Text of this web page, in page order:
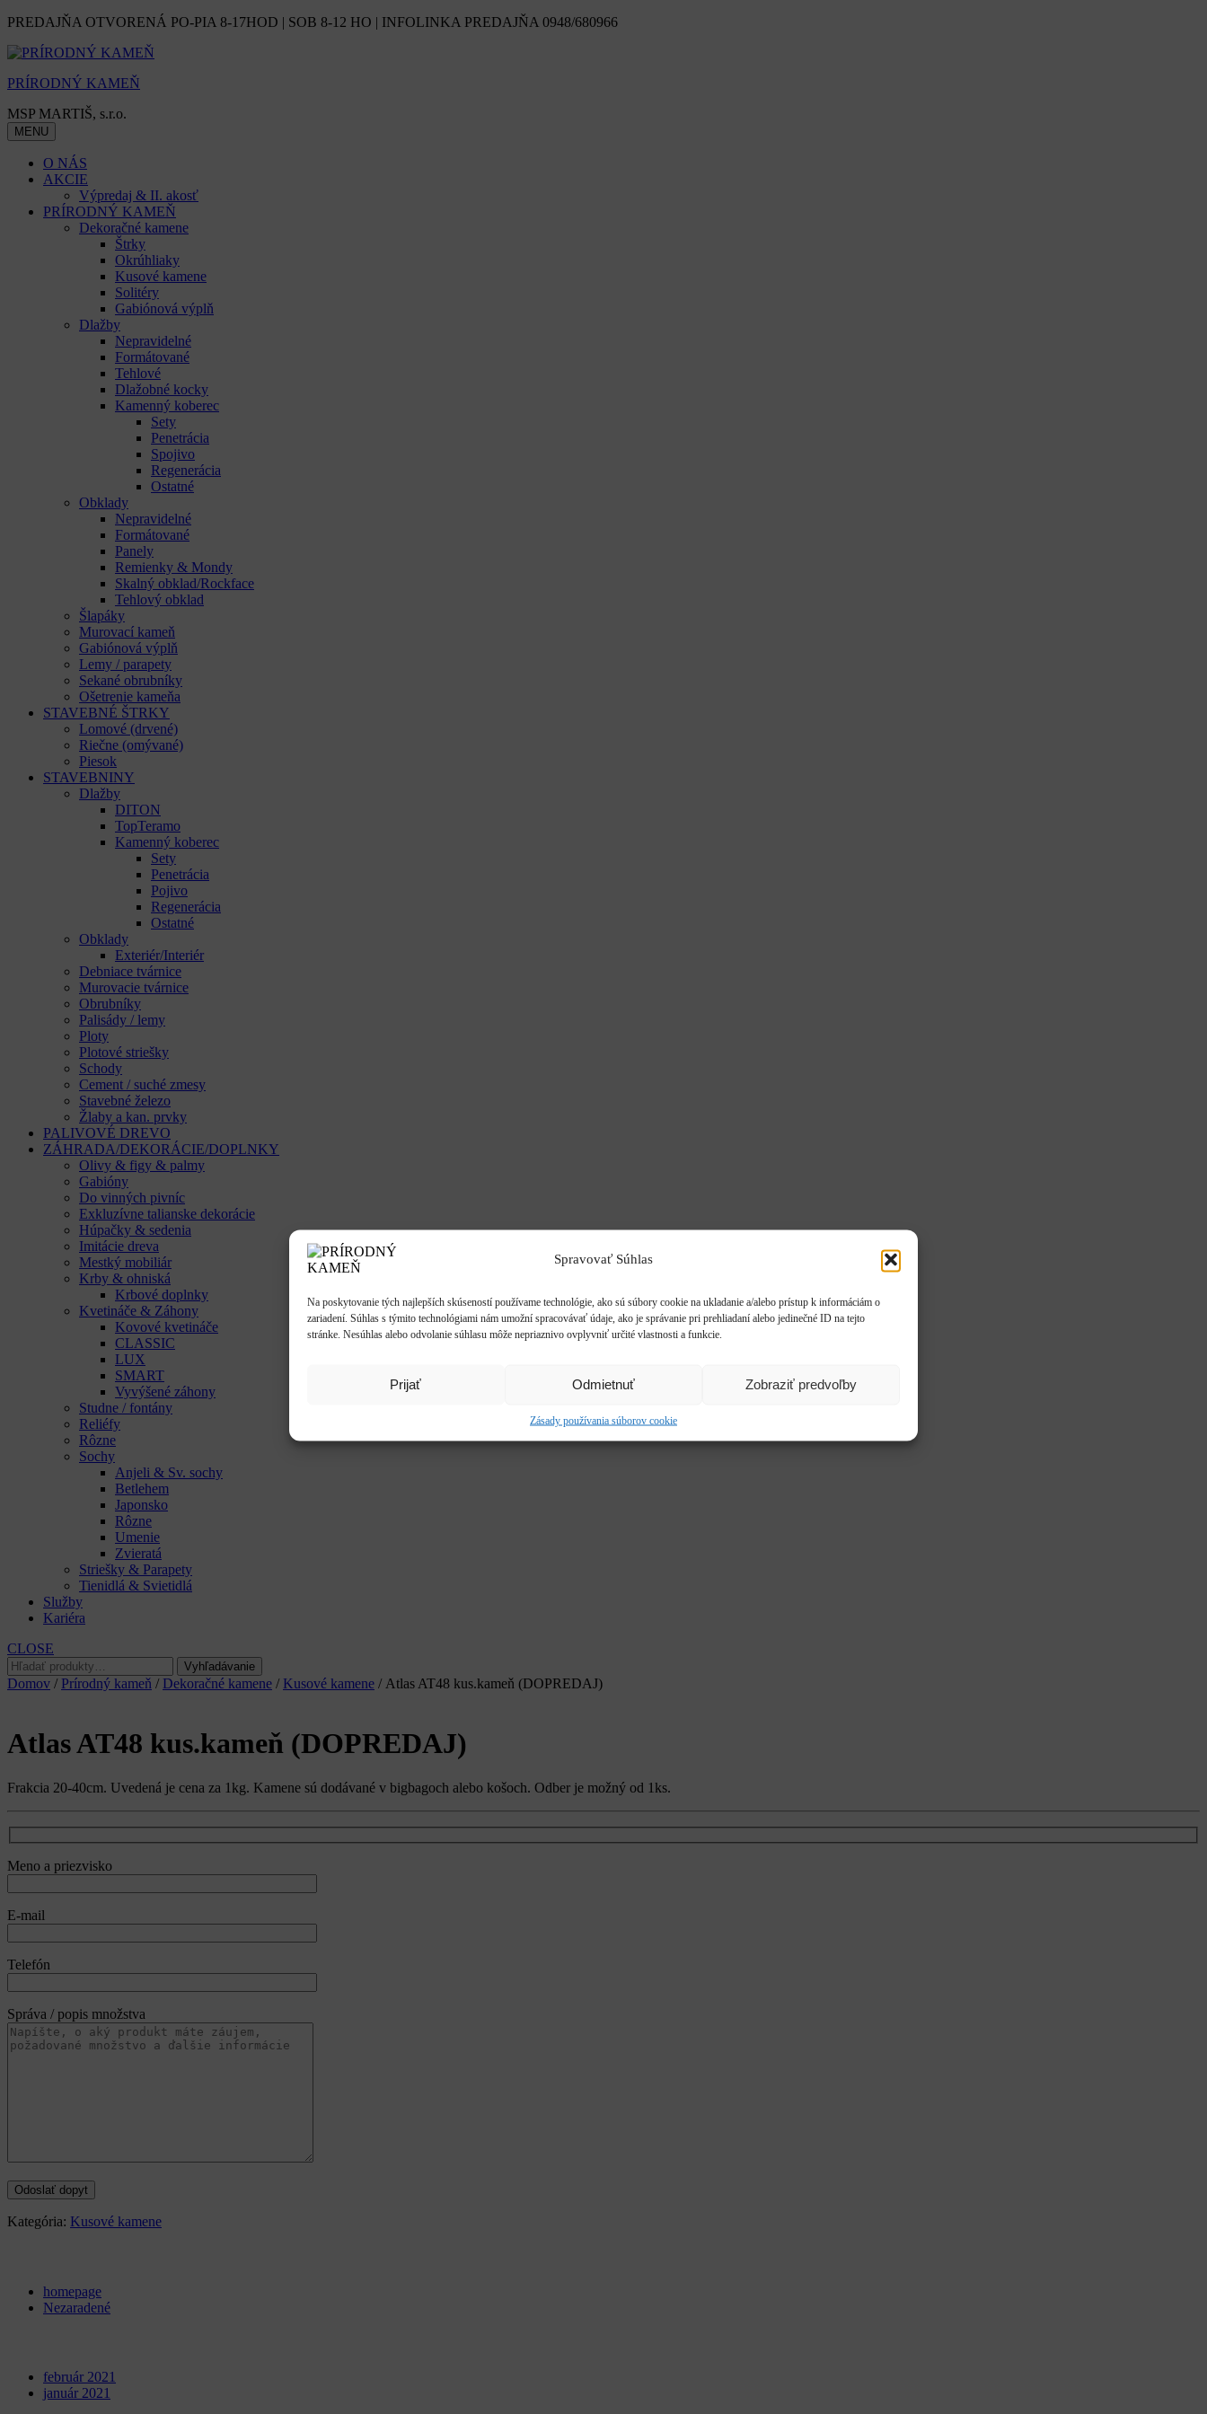
Spravovať Súhlas
Na poskytovanie tých najlepších skúseností používame technológie, ako sú súbory cookie na ukladanie a/alebo prístup k informáciám o
zariadení. Súhlas s týmito technológiami nám umožní spracovávať údaje, ako je správanie pri prehliadaní alebo jedinečné ID na tejto
stránke. Nesúhlas alebo odvolanie súhlasu môže nepriaznivo ovplyvniť určité vlastnosti a funkcie.
Prijať Odmietnuť Zobraziť predvoľby
Zásady používania súborov cookie
Skip
content
PREDAJŇA OTVORENÁ PO-PIA 8-17HOD | SOB 8-12 HO | INFOLINKA PREDAJŇA 0948/680966
PRÍRODNÝ KAMEŇ
MSP MARTIŠ, s.r.o.
MENU
O NÁS
AKCIE
Výpredaj & II. akosť
PRÍRODNÝ KAMEŇ
Dekoračné kamene
Štrky
Okrúhliaky
Kusové kamene
Solitéry
Gabiónová výplň
Dlažby
Nepravidelné
Formátované
Tehlové
Dlažobné kocky
Kamenný koberec
Sety
Penetrácia
Spojivo
Regenerácia
Ostatné
Obklady
Nepravidelné
Formátované
Panely
Remienky & Mondy
Skalný obklad/Rockface
Tehlový obklad
Šlapáky
Murovací kameň
Gabiónová výplň
Lemy / parapety
Sekané obrubníky
Ošetrenie kameňa
STAVEBNÉ ŠTRKY
Lomové (drvené)
Riečne (omývané)
Piesok
STAVEBNINY
Dlažby
DITON
TopTeramo
Kamenný koberec
Sety
Penetrácia
Pojivo
Regenerácia
Ostatné
Obklady
Exteriér/Interiér
Debniace tvárnice
Murovacie tvárnice
Obrubníky
Palisády / lemy
Ploty
Plotové striešky
Schody
Cement / suché zmesy
Stavebné železo
Žlaby a kan. prvky
PALIVOVÉ DREVO
ZÁHRADA/DEKORÁCIE/DOPLNKY
Olivy & figy & palmy
Gabióny
Do vinných pivníc
Exkluzívne talianske dekorácie
Húpačky & sedenia
Imitácie dreva
Mestký mobiliár
Krby & ohniská
Krbové doplnky
Kvetináče & Záhony
Kovové kvetináče
CLASSIC
LUX
SMART
Vyvýšené záhony
Studne / fontány
Reliéfy
Rôzne
Sochy
Anjeli & Sv. sochy
Betlehem
Japonsko
Rôzne
Umenie
Zvieratá
Striešky & Parapety
Tienidlá & Svietidlá
Služby
Kariéra
CLOSE
Hľadať:
Vyhľadávanie
Domov / Prírodný kameň / Dekoračné kamene / Kusové kamene / Atlas AT48 kus.kameň (DOPREDAJ)
Atlas AT48 kus.kameň (DOPREDAJ)
Frakcia 20-40cm. Uvedená je cena za 1kg. Kamene sú dodávané v bigbagoch alebo košoch. Odber je možný od 1ks.
Meno a priezvisko
E-mail
Telefón
Správa / popis množstva
Kategória: Kusové kamene
homepage
Nezaradené
február 2021
január 2021